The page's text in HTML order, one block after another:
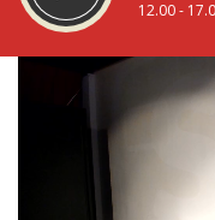
12.00 -
Sleutelstad 30
17.00 - 19.00 uur